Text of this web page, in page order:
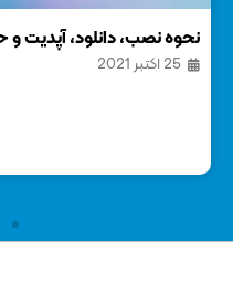
نحوه نصب، دانلود، آپدیت و
25 اکتبر 2021